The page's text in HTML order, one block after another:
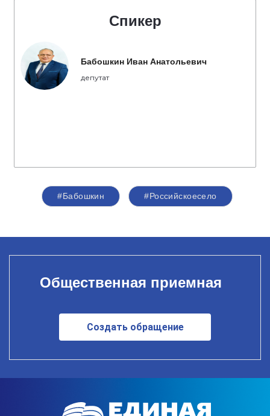
Спикер
Бабошкин Иван Анатольевич
депутат
#Бабошкин #Российскоесело
Общественная приемная
Создать обращение